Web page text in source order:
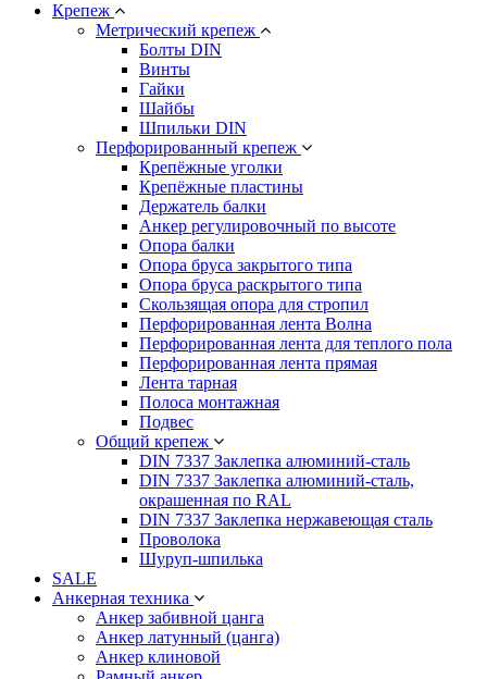
Крепеж
Метрический крепеж
Болты DIN
Винты
Гайки
Шайбы
Шпильки DIN
Перфорированный крепеж
Крепёжные уголки
Крепёжные пластины
Держатель балки
Анкер регулировочный по высоте
Опора балки
Опора бруса закрытого типа
Опора бруса раскрытого типа
Скользящая опора для стропил
Перфорированная лента Волна
Перфорированная лента для теплого пола
Перфорированная лента прямая
Лента тарная
Полоса монтажная
Подвес
Общий крепеж
DIN 7337 Заклепка алюминий-сталь
DIN 7337 Заклепка алюминий-сталь,
окрашенная по RAL
DIN 7337 Заклепка нержавеющая сталь
Проволока
Шуруп-шпилька
SALE
Анкерная техника
Анкер забивной цанга
Анкер латунный (цанга)
Анкер клиновой